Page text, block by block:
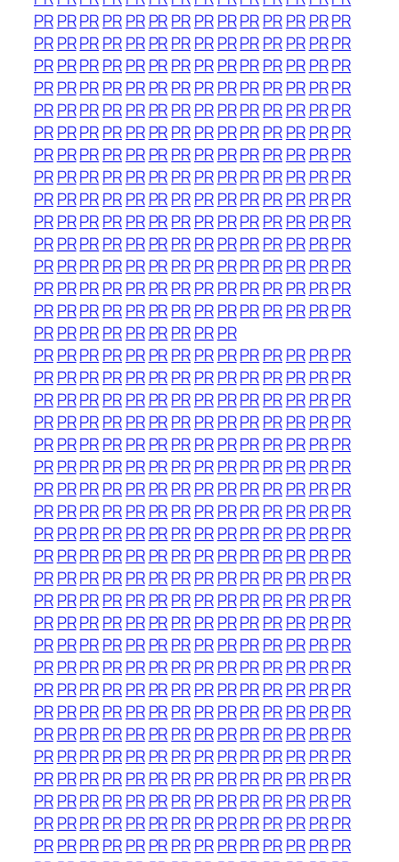
PRPRPRPRPR PRPRPRPRPRPRPR PRPR
PRPRPRPRPR PRPRPRPRPRPRPR PRPR
PRPRPRPRPR PRPRPRPRPRPRPR PRPR
PRPRPRPRPR PRPRPRPRPRPRPR PRPR
PRPRPRPRPR PRPRPRPRPRPRPR PRPR
PRPRPRPRPR PRPRPRPRPRPRPR PRPR
PRPRPRPRPR PRPRPRPRPRPRPR PRPR
PRPRPRPRPR PRPRPRPRPRPRPR PRPR
PRPRPRPRPR PRPRPRPRPRPRPR PRPR
PRPRPRPRPR PRPRPRPRPRPRPR PRPR
PRPRPRPRPR PRPRPRPRPRPRPR PRPR
PRPRPRPRPR PRPRPRPRPRPRPR PRPR
PRPRPRPRPR PRPRPRPRPRPRPR PRPR
PRPRPRPRPR PRPRPRPRPRPRPR PRPR
PRPRPRPRPR PRPRPRPR
PRPRPRPRPR PRPRPRPRPRPRPR PRPR
PRPRPRPRPR PRPRPRPRPRPRPR PRPR
PRPRPRPRPR PRPRPRPRPRPRPR PRPR
PRPRPRPRPR PRPRPRPRPRPRPR PRPR
PRPRPRPRPR PRPRPRPRPRPRPR PRPR
PRPRPRPRPR PRPRPRPRPRPRPR PRPR
PRPRPRPRPR PRPRPRPRPRPRPR PRPR
PRPRPRPRPR PRPRPRPRPRPRPR PRPR
PRPRPRPRPR PRPRPRPRPRPRPR PRPR
PRPRPRPRPR PRPRPRPRPRPRPR PRPR
PRPRPRPRPR PRPRPRPRPRPRPR PRPR
PRPRPRPRPR PRPRPRPRPRPRPR PRPR
PRPRPRPRPR PRPRPRPRPRPRPR PRPR
PRPRPRPRPR PRPRPRPRPRPRPR PRPR
PRPRPRPRPR PRPRPRPRPRPRPR PRPR
PRPRPRPRPR PRPRPRPRPRPRPR PRPR
PRPRPRPRPR PRPRPRPRPRPRPR PRPR
PRPRPRPRPR PRPRPRPRPRPRPR PRPR
PRPRPRPRPR PRPRPRPRPRPRPR PRPR
PRPRPRPRPR PRPRPRPRPRPRPR PRPR
PRPRPRPRPR PRPRPRPRPRPRPR PRPR
PRPRPRPRPR PRPRPRPRPRPRPR PRPR
PRPRPRPRPR PRPRPRPRPRPRPR PRPR